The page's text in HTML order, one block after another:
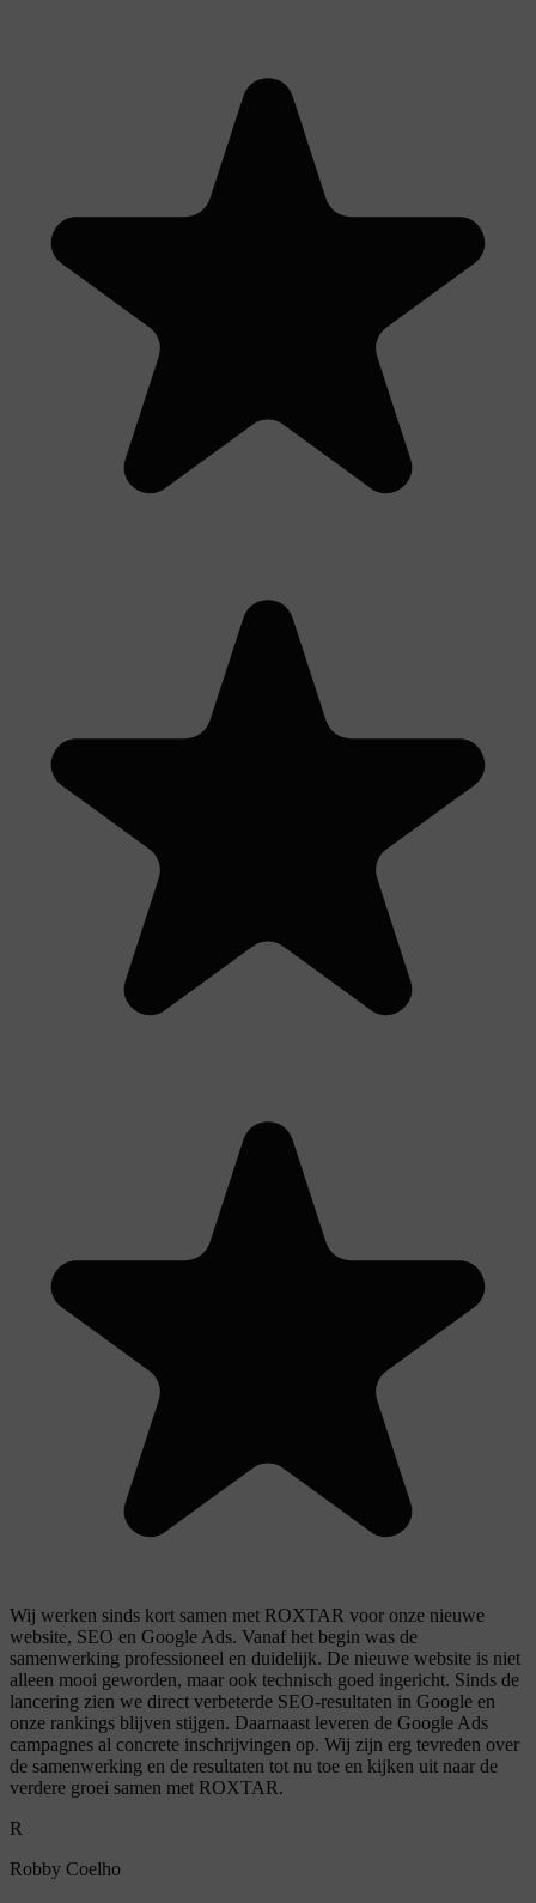
Wij werken sinds kort samen met ROXTAR voor onze nieuwe
website, SEO en Google Ads. Vanaf het begin was de
samenwerking professioneel en duidelijk. De nieuwe website is niet
alleen mooi geworden, maar ook technisch goed ingericht. Sinds de
lancering zien we direct verbeterde SEO-resultaten in Google en
onze rankings blijven stijgen. Daarnaast leveren de Google Ads
campagnes al concrete inschrijvingen op. Wij zijn erg tevreden over
de samenwerking en de resultaten tot nu toe en kijken uit naar de
verdere groei samen met ROXTAR.
R
Robby Coelho